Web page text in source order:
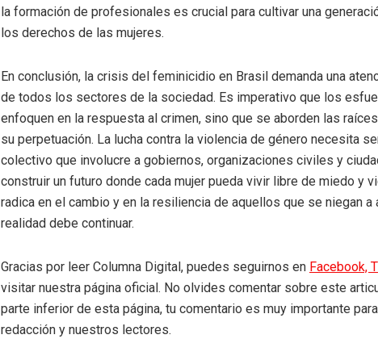
la formación de profesionales es crucial para cultivar una
los derechos de las mujeres.
En conclusión, la crisis del feminicidio en Brasil demanda una
de todos los sectores de la sociedad. Es imperativo que los
enfoquen en la respuesta al crimen, sino que se aborden las
su perpetuación. La lucha contra la violencia de género necesita
colectivo que involucre a gobiernos, organizaciones civiles y
construir un futuro donde cada mujer pueda vivir libre de miedo y
radica en el cambio y en la resiliencia de aquellos que se niegan a
realidad debe continuar.
Gracias por leer Columna Digital, puedes seguirnos en Facebook,
visitar nuestra página oficial. No olvides comentar sobre este
parte inferior de esta página, tu comentario es muy importante
redacción y nuestros lectores.